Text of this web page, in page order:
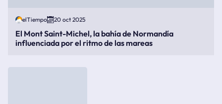
elTiempo 20 oct 2025
El Mont Saint-Michel, la bahía de Normandía
influenciada por el ritmo de las mareas